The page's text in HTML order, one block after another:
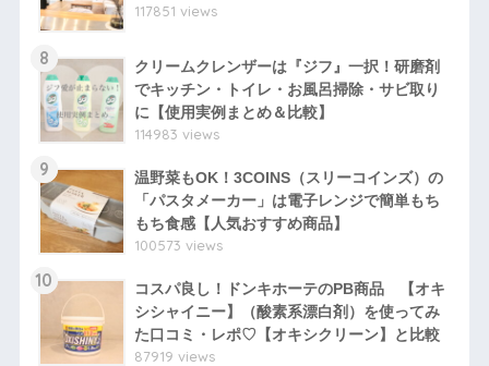
117851 views
8
クリームクレンザーは『ジフ』一択！研磨剤
でキッチン・トイレ・お風呂掃除・サビ取り
に【使用実例まとめ＆比較】
114983 views
9
温野菜もOK！3COINS（スリーコインズ）の
「パスタメーカー」は電子レンジで簡単もち
もち食感【人気おすすめ商品】
100573 views
10
コスパ良し！ドンキホーテのPB商品 【オキ
シシャイニー】（酸素系漂白剤）を使ってみ
た口コミ・レポ♡【オキシクリーン】と比較
87919 views